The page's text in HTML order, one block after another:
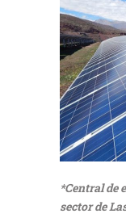
*Central de
sector de